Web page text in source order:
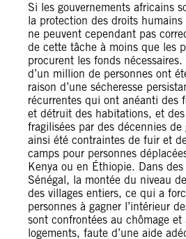
Si les gouvernements africains
la protection des droits
ne peuvent cependant pas
de cette tâche à moins que les
procurent les fonds
d’un million de personnes ont
raison d’une sécheresse
récurrentes qui ont anéanti des
et détruit des habitations, et
fragilisées par des décennies
ainsi été contraintes de fuir et
camps pour personnes
Kenya ou en Éthiopie. Dans
Sénégal, la montée du niveau
des villages entiers, ce qui a
personnes à gagner l’intérieur
sont confrontées au chômage
logements, faute d’une aide